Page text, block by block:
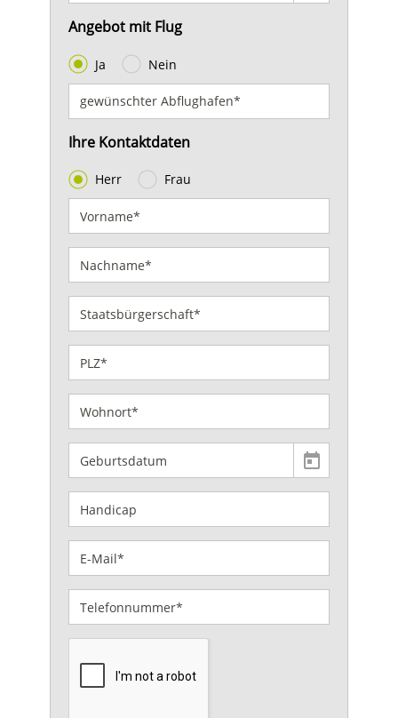
Angebot mit Flug
Ja Nein
Ihre Kontaktdaten
Herr Frau